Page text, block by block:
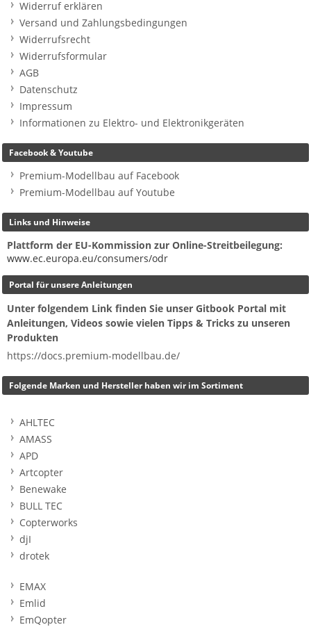
Widerruf erklären
Versand und Zahlungsbedingungen
Widerrufsrecht
Widerrufsformular
AGB
Datenschutz
Impressum
Informationen zu Elektro- und Elektronikgeräten
Facebook & Youtube
Premium-Modellbau auf Facebook
Premium-Modellbau auf Youtube
Links und Hinweise
Plattform der EU-Kommission zur Online-Streitbeilegung:
www.ec.europa.eu/consumers/odr
Portal für unsere Anleitungen
Unter folgendem Link finden Sie unser Gitbook Portal mit
Anleitungen, Videos sowie vielen Tipps & Tricks zu unseren
Produkten
https://docs.premium-modellbau.de/
Folgende Marken und Hersteller haben wir im Sortiment
AHLTEC
AMASS
APD
Artcopter
Benewake
BULL TEC
Copterworks
djI
drotek
EMAX
Emlid
EmQopter